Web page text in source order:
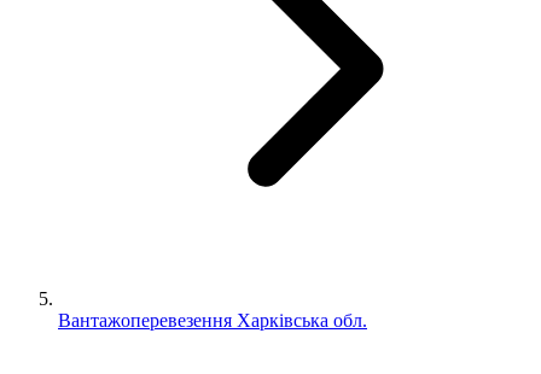
Вантажоперевезення Харківська обл.